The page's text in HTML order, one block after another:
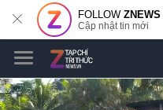
FOLLOWZNEWS
Cập nhật tin mới